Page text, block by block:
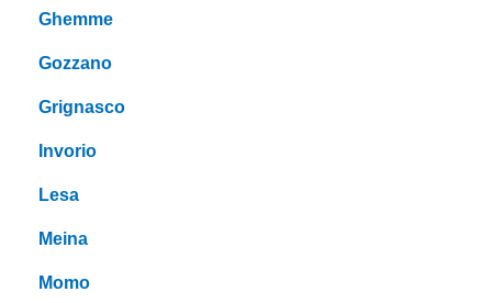
Ghemme
Gozzano
Grignasco
Invorio
Lesa
Meina
Momo